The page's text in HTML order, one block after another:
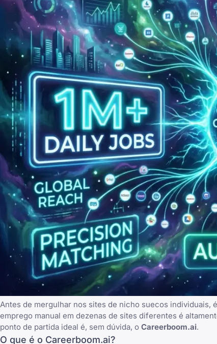
Antes de mergulhar nos sites de nicho suecos
emprego manual em dezenas de sites diferentes é
ponto de partida ideal é, sem dúvida, o Careerboom.ai.
O que é o Careerboom.ai?